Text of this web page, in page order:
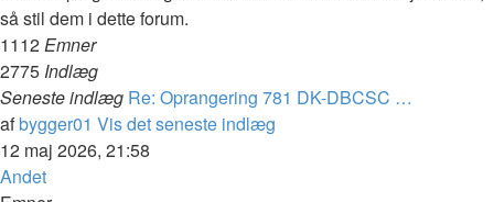
så stil dem i dette forum.
1112Emner
2775 Indlæg
Seneste indlæg Re: Oprangering 781 DK-DBCSC …
afbygger01 Vis det seneste indlæg
12 maj 2026, 21:58
Andet